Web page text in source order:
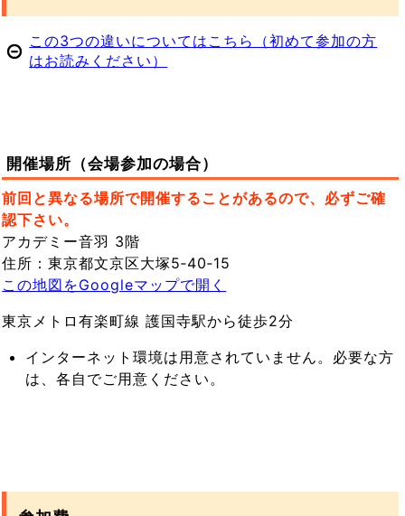
この3つの違いについてはこちら（初めて参加の方
はお読みください）
開催場所（会場参加の場合）
前回と異なる場所で開催することがあるので、必ずご確
認下さい。
アカデミー音羽 3階
住所：東京都文京区大塚5‐40‐15
この地図をGoogleマップで開く
東京メトロ有楽町線 護国寺駅から徒歩2分
インターネット環境は用意されていません。必要な方
は、各自でご用意ください。